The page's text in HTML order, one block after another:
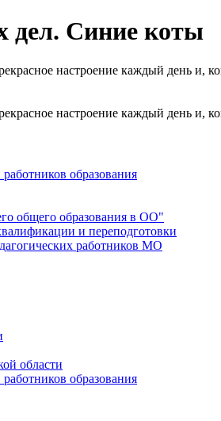
дел. Синие коты
настроение каждый день и,
настроение каждый день и,
образования
общего образования в ОО"
и переподготовки
работников МО
области
образования